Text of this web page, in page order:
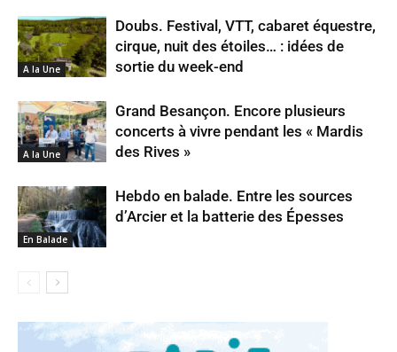
A la Une
Doubs. Festival, VTT, cabaret équestre,
cirque, nuit des étoiles… : idées de
sortie du week-end
A la Une
Grand Besançon. Encore plusieurs
concerts à vivre pendant les « Mardis
des Rives »
En Balade
Hebdo en balade. Entre les sources
d’Arcier et la batterie des Épesses